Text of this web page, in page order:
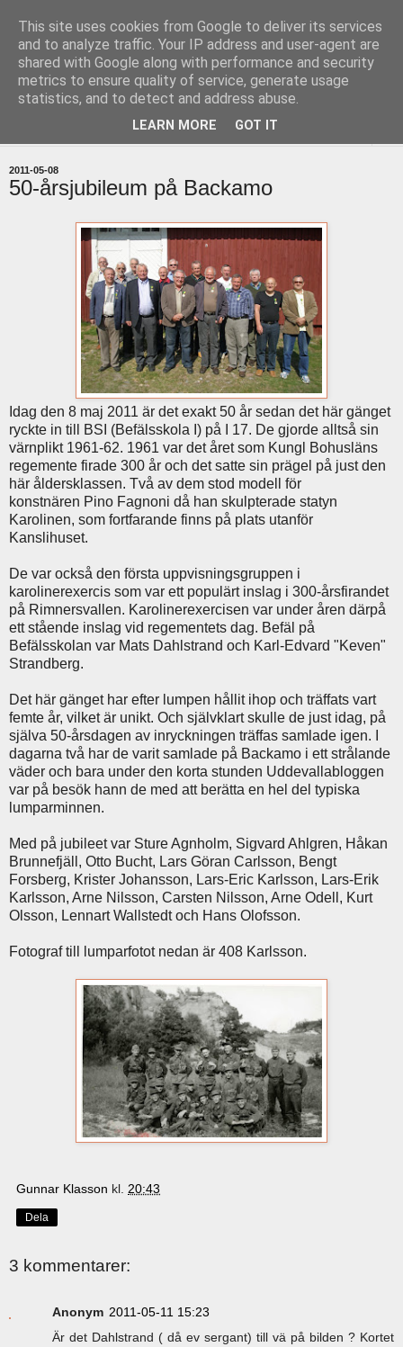
uddevallabloggen.se
med stort och smått från Uddevallas horisont
2011-05-08
50-årsjubileum på Backamo
Idag den 8 maj 2011 är det exakt 50 år sedan det här gänget
ryckte in till BSI (Befälsskola I) på I 17. De gjorde alltså sin
värnplikt 1961-62. 1961 var det året som Kungl Bohusläns
regemente firade 300 år och det satte sin prägel på just den
här åldersklassen. Två av dem stod modell för
konstnären Pino Fagnoni då han skulpterade statyn
Karolinen, som fortfarande finns på plats utanför
Kanslihuset.
De var också den första uppvisningsgruppen i
karolinerexercis som var ett populärt inslag i 300-årsfirandet
på Rimnersvallen. Karolinerexercisen var under åren därpå
ett stående inslag vid regementets dag. Befäl på
Befälsskolan var Mats Dahlstrand och Karl-Edvard "Keven"
Strandberg.
Det här gänget har efter lumpen hållit ihop och träffats vart
femte år, vilket är unikt. Och självklart skulle de just idag, på
själva 50-årsdagen av inryckningen träffas samlade igen. I
dagarna två har de varit samlade på Backamo i ett strålande
väder och bara under den korta stunden Uddevallabloggen
var på besök hann de med att berätta en hel del typiska
lumparminnen.
Med på jubileet var Sture Agnholm, Sigvard Ahlgren, Håkan
Brunnefjäll, Otto Bucht, Lars Göran Carlsson, Bengt
Forsberg, Krister Johansson, Lars-Eric Karlsson, Lars-Erik
Karlsson, Arne Nilsson, Carsten Nilsson, Arne Odell, Kurt
Olsson, Lennart Wallstedt och Hans Olofsson.
Fotograf till lumparfotot nedan är 408 Karlsson.
Gunnar Klasson kl. 20:43
Dela
3 kommentarer:
Anonym 2011-05-11 15:23
Är det Dahlstrand ( då ev sergant) till vä på bilden ? Kortet
This site uses cookies from Google to deliver its services
and to analyze traffic. Your IP address and user-agent are
shared with Google along with performance and security
metrics to ensure quality of service, generate usage
statistics, and to detect and address abuse.
LEARN MORE GOT IT